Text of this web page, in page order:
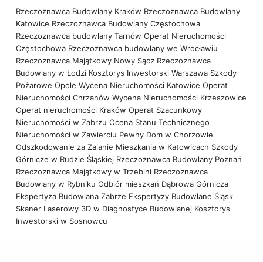
Rzeczoznawca Budowlany Kraków Rzeczoznawca Budowlany
Katowice Rzeczoznawca Budowlany Częstochowa
Rzeczoznawca budowlany Tarnów Operat Nieruchomości
Częstochowa Rzeczoznawca budowlany we Wrocławiu
Rzeczoznawca Majątkowy Nowy Sącz Rzeczoznawca
Budowlany w Łodzi Kosztorys Inwestorski Warszawa Szkody
Pożarowe Opole Wycena Nieruchomości Katowice Operat
Nieruchomości Chrzanów Wycena Nieruchomości Krzeszowice
Operat nieruchomości Kraków Operat Szacunkowy
Nieruchomości w Zabrzu Ocena Stanu Technicznego
Nieruchomości w Zawierciu Pewny Dom w Chorzowie
Odszkodowanie za Zalanie Mieszkania w Katowicach Szkody
Górnicze w Rudzie Śląskiej Rzeczoznawca Budowlany Poznań
Rzeczoznawca Majątkowy w Trzebini Rzeczoznawca
Budowlany w Rybniku Odbiór mieszkań Dąbrowa Górnicza
Ekspertyza Budowlana Zabrze Ekspertyzy Budowlane Śląsk
Skaner Laserowy 3D w Diagnostyce Budowlanej Kosztorys
Inwestorski w Sosnowcu